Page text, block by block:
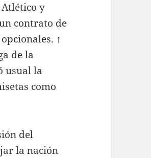
y
contrato de
↑
de la
usual la
como
del
la nación